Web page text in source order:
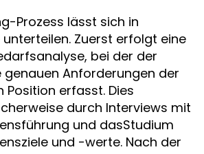
Prozess lässt sich in
Zuerst erfolgt eine
bei der der
genauen Anforderungen der
Position erfasst. Dies
durch Interviews mit
und dasStudium
und -werte. Nach der